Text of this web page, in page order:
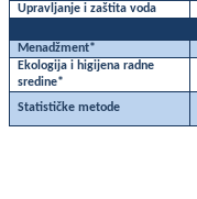
Upravljanje i zaštita voda
Menadžment*
Ekologija i higijena radne
sredine*
Statističke metode